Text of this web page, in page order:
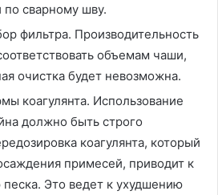
по сварному шву.
фильтра. Производительность
объемам чаши,
очистка будет невозможна.
коагулянта. Использование
должно быть строго
коагулянта, который
примесей, приводит к
Это ведет к ухудшению